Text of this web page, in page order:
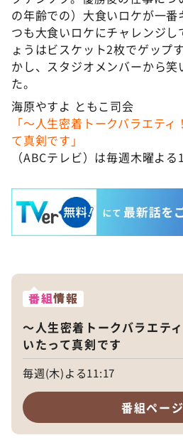
の年齢での）大食いロケが一
つも大食いロケにチャレンジし
ょうはビスケット2枚でゲップ
かし、スタジオメンバーから笑
た。
海原やすよ ともこ司会
「～人生密着トークバラエテ
て真剣です」
（ABCテレビ）は毎週木曜よる
番組情報
～人生密着トークバラエテ
いたって真剣です
毎週(木)よる11:17
番組ペー